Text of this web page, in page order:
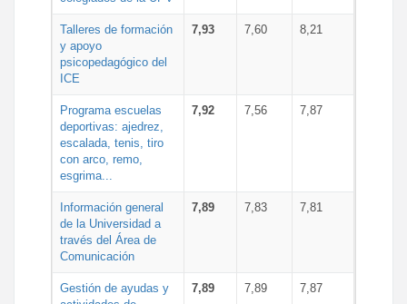
Talleres de formación
y apoyo
psicopedagógico del
ICE
7,93 7,60 8,21
Programa escuelas
deportivas: ajedrez,
escalada, tenis, tiro
con arco, remo,
esgrima...
7,92 7,56 7,87
Información general
de la Universidad a
través del Área de
Comunicación
7,89 7,83 7,81
Gestión de ayudas y
7,89 7,89 7,87